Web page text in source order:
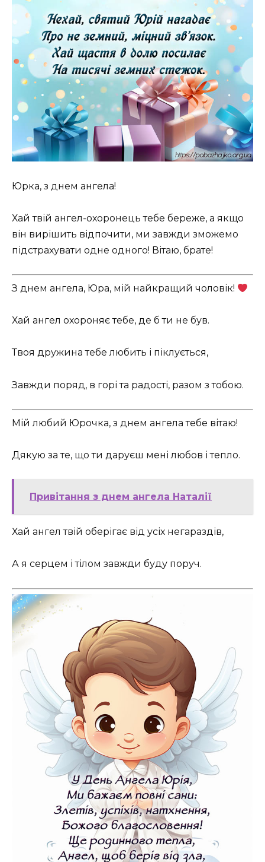
Юрка, з днем ангела!
Хай твій ангел-охоронець тебе береже, а якщо
він вирішить відпочити, ми завжди зможемо
підстрахувати одне одного! Вітаю, брате!
З днем ангела, Юра, мій найкращий чоловік!
Хай ангел охороняє тебе, де б ти не був.
Твоя дружина тебе любить і піклується,
Завжди поряд, в горі та радості, разом з тобою.
Мій любий Юрочка, з днем ангела тебе вітаю!
Дякую за те, що ти даруєш мені любов і тепло.
Привітання з днем ангела Наталії
Хай ангел твій оберігає від усіх негараздів,
А я серцем і тілом завжди буду поруч.